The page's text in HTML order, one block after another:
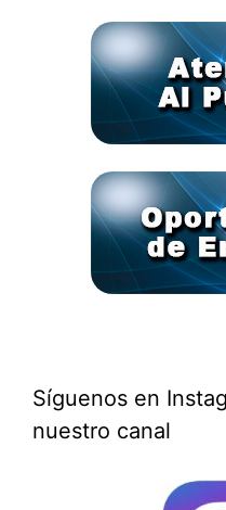
Síguenos en
nuestro canal